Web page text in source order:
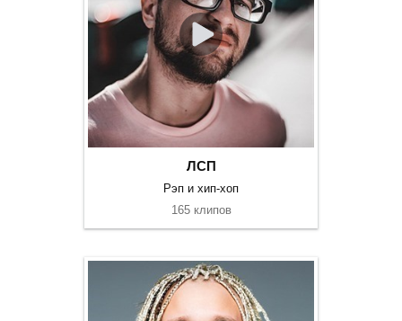
ЛСП
Рэп и хип-хоп
165 клипов